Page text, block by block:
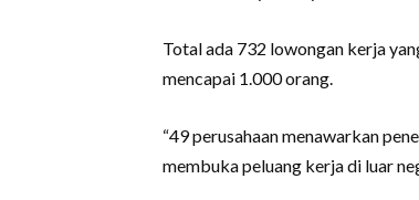
Total ada 732 lowongan kerja
mencapai 1.000 orang.
“49 perusahaan menawarkan
membuka peluang kerja di luar